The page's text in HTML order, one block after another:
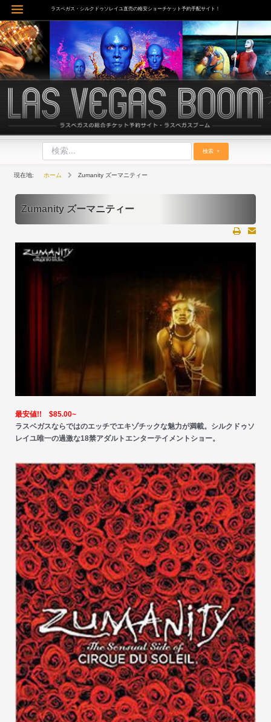
を
ス
キ
ッ
プ
Main
Menu
ラスベガス・シルクドゥソレイユ直売の格安ショーチケット予約手配サイト！
検索
ホーム Zumanity ズーマニティー
Zumanity ズーマニティー
最安値!! $85.00~
ラスベガスならではのエッチでエキゾチックな魅力が満載。シルクドゥソ
レイユ唯一の過激な18禁アダルトエンターテイメントショー。